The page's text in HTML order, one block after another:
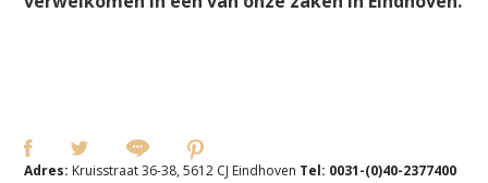
Adres: Kruisstraat 36-38, 5612 CJ Eindhoven Tel: 0031-(0)40-2377400